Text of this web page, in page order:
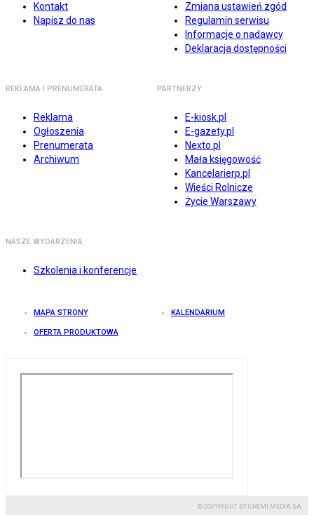
Kontakt
Napisz do nas
Zmiana ustawień zgód
Regulamin serwisu
Informacje o nadawcy
Deklaracja dostępności
REKLAMA I PRENUMERATA
Reklama
Ogłoszenia
Prenumerata
Archiwum
PARTNERZY
E-kiosk.pl
E-gazety.pl
Nexto.pl
Mała księgowość
Kancelarierp.pl
Wieści Rolnicze
Życie Warszawy
NASZE WYDARZENIA
Szkolenia i konferencje
MAPA STRONY KALENDARIUM
OFERTA PRODUKTOWA
© COPYRIGHT BY GREMI MEDIA SA